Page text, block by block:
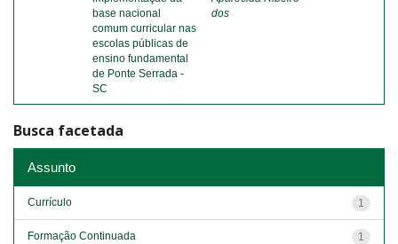
base nacional
comum curricular nas
escolas públicas de
ensino fundamental
de Ponte Serrada -
SC
dos
Busca facetada
Assunto
1
Currículo
1
Formação Continuada